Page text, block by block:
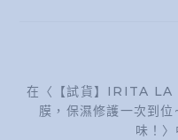
在〈【試貨】IRITA LA
膜，保濕修護一次到
味！